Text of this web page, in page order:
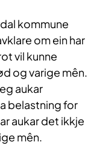
kommune
om ein har
vil kunne
og varige mên.
aukar
belastning for
aukar det ikkje
mên.